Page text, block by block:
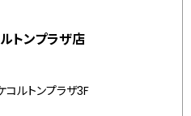
トンプラザ店
ルトンプラザ3F